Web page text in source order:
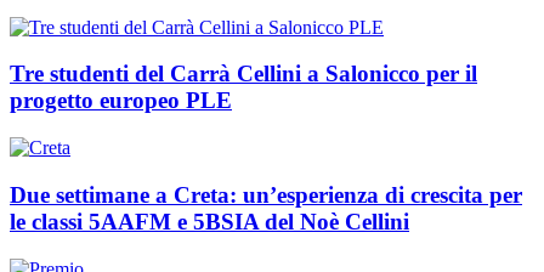
Tre studenti del Carrà Cellini a Salonicco per il
progetto europeo PLE
Due settimane a Creta: un’esperienza di crescita per
le classi 5AAFM e 5BSIA del Noè Cellini